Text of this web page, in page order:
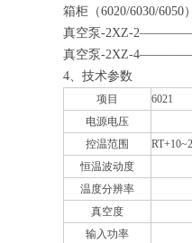
箱柜（6020/
真空泵-2XZ-
真空泵-2XZ-
4、技术参数
项目
6021
电源电压
控温范围
恒温波动度
温度分辨率
真空度
输入功率